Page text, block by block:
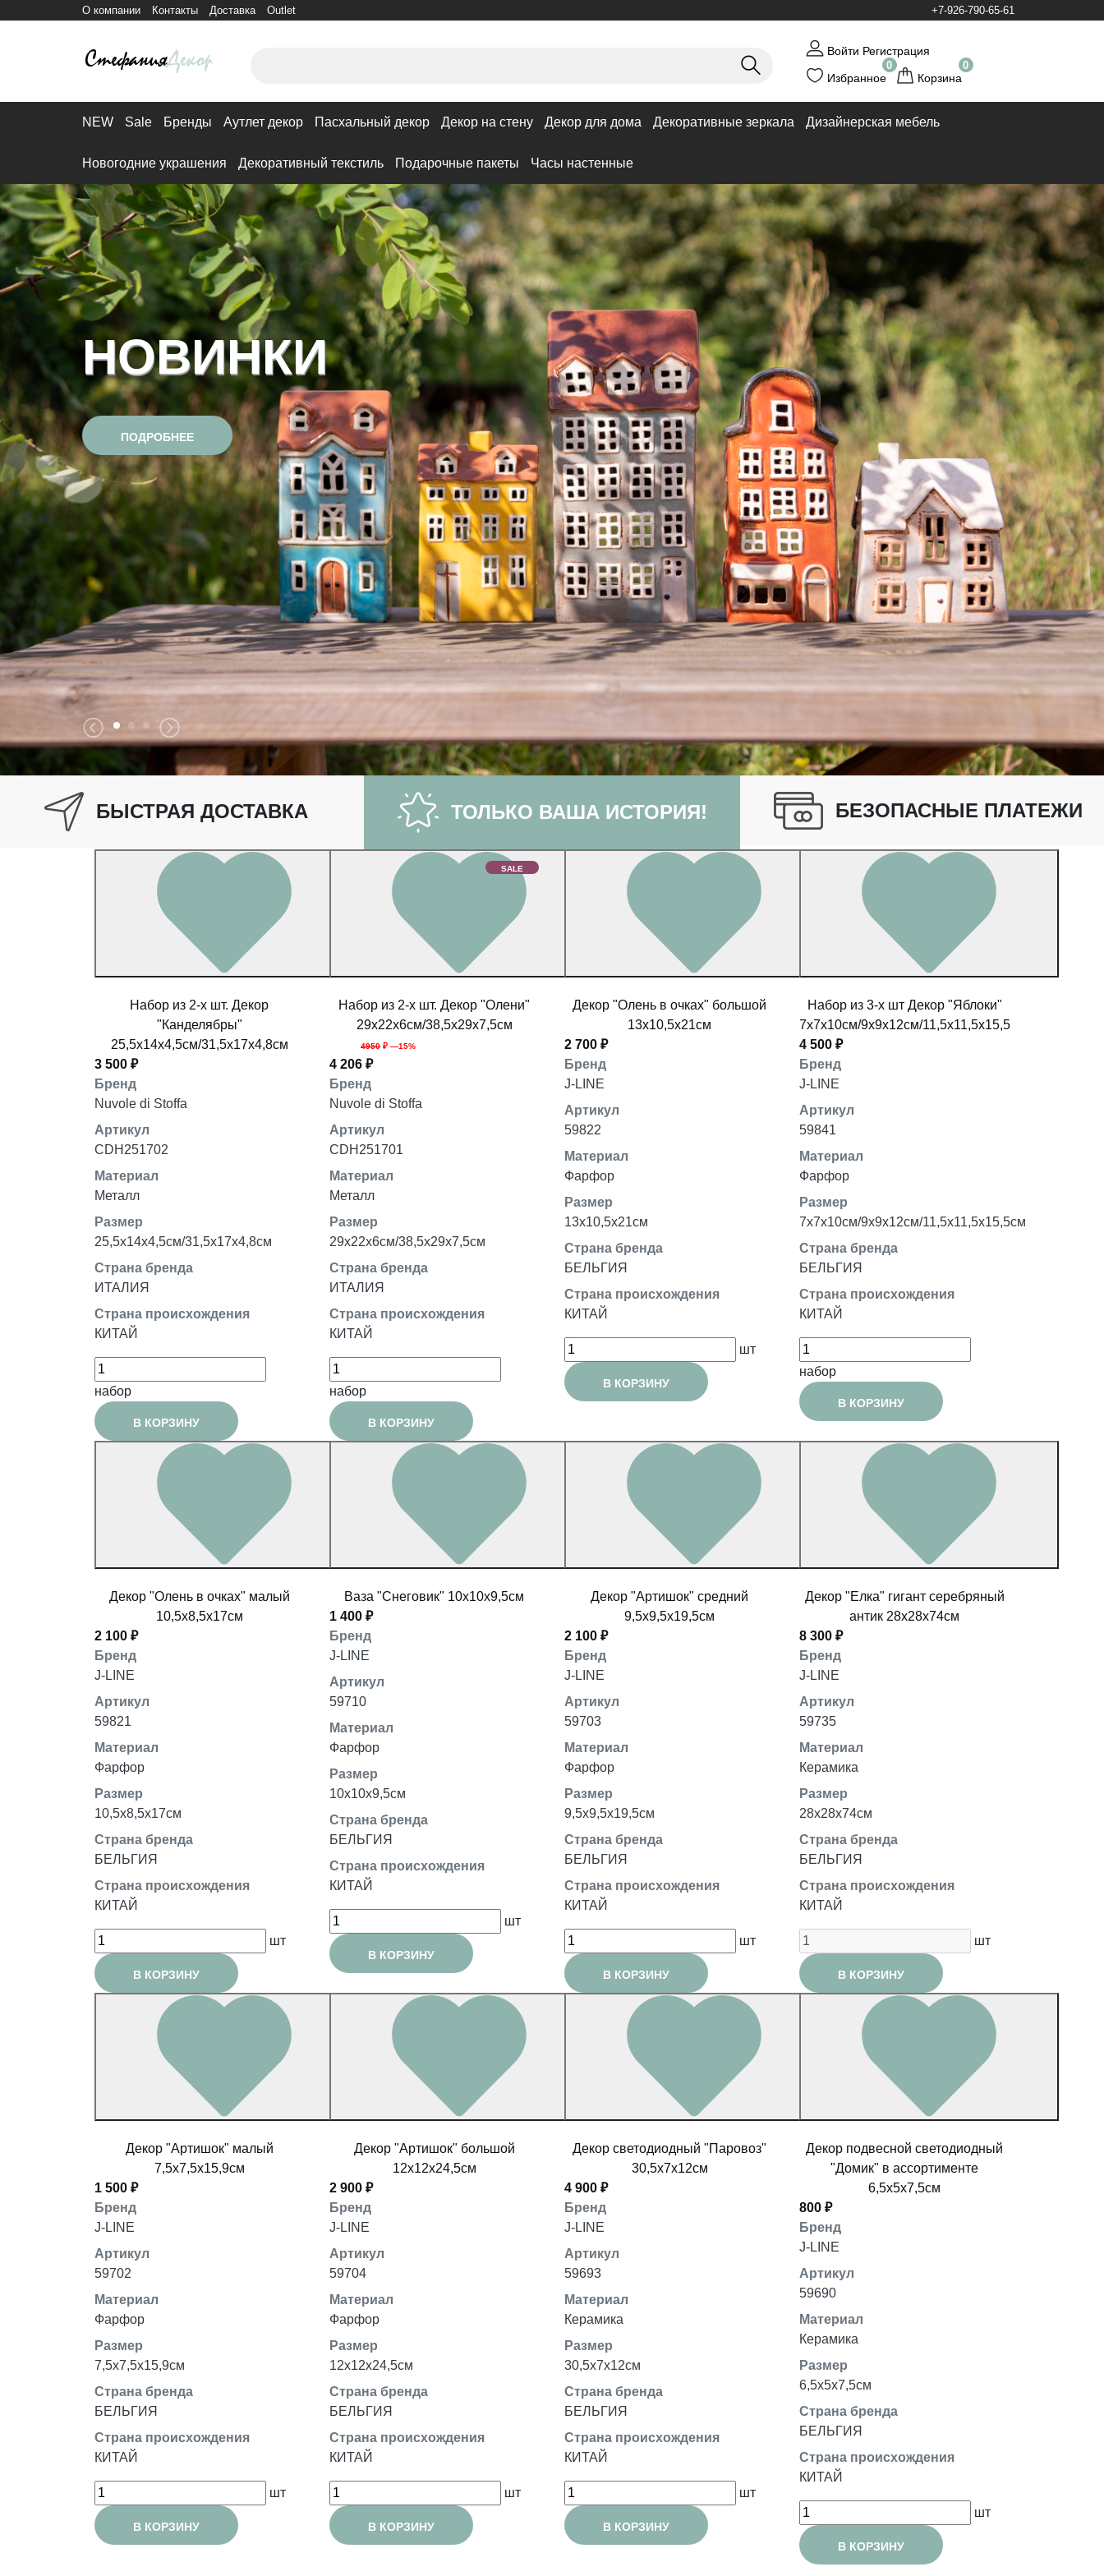
О компании Контакты Доставка +7-926-790-65-61
Outlet
Войти Регистрация
Избранное
0
Корзина
0
NEW Sale Бренды Аутлет декор Пасхальный декор Декор на стену Декор для дома Декоративные зеркала Дизайнерская мебель
Новогодние украшения Декоративный текстиль Подарочные пакеты Часы настенные
БЫСТРАЯ ДОСТАВКА ТОЛЬКО ВАША ИСТОРИЯ! БЕЗОПАСНЫЕ ПЛАТЕЖИ
Набор из 2-х шт. Декор
"Канделябры"
25,5x14x4,5см/31,5x17x4,8см
3 500 ₽
Бренд
Nuvole di Stoffa
Артикул
CDH251702
Материал
Металл
Размер
25,5x14x4,5см/31,5x17x4,8см
Страна бренда
ИТАЛИЯ
Страна происхождения
КИТАЙ
набор
В КОРЗИНУ
Набор из 2-х шт. Декор "Олени"
29x22x6см/38,5x29x7,5см
4950₽ —15%
4 206 ₽
Бренд
Nuvole di Stoffa
Артикул
CDH251701
Материал
Металл
Размер
29x22x6см/38,5x29x7,5см
Страна бренда
ИТАЛИЯ
Страна происхождения
КИТАЙ
набор
В КОРЗИНУ
SALE
Декор "Олень в очках" большой
13x10,5x21см
2 700 ₽
Бренд
J-LINE
Артикул
59822
Материал
Фарфор
Размер
13x10,5x21см
Страна бренда
БЕЛЬГИЯ
Страна происхождения
КИТАЙ
шт
В КОРЗИНУ
Набор из 3-х шт Декор "Яблоки"
7x7x10см/9х9х12см/11,5x11,5x15,5см
4 500 ₽
Бренд
J-LINE
Артикул
59841
Материал
Фарфор
Размер
7x7x10см/9х9х12см/11,5x11,5x15,5см
Страна бренда
БЕЛЬГИЯ
Страна происхождения
КИТАЙ
набор
В КОРЗИНУ
Декор "Олень в очках" малый
10,5x8,5x17см
2 100 ₽
Бренд
J-LINE
Артикул
59821
Материал
Фарфор
Размер
10,5x8,5x17см
Страна бренда
БЕЛЬГИЯ
Страна происхождения
КИТАЙ
шт
В КОРЗИНУ
Ваза "Снеговик" 10x10x9,5см
1 400 ₽
Бренд
J-LINE
Артикул
59710
Материал
Фарфор
Размер
10x10x9,5см
Страна бренда
БЕЛЬГИЯ
Страна происхождения
КИТАЙ
шт
В КОРЗИНУ
Декор "Артишок" средний
9,5x9,5x19,5см
2 100 ₽
Бренд
J-LINE
Артикул
59703
Материал
Фарфор
Размер
9,5x9,5x19,5см
Страна бренда
БЕЛЬГИЯ
Страна происхождения
КИТАЙ
шт
В КОРЗИНУ
Декор "Елка" гигант серебряный
антик 28x28x74см
8 300 ₽
Бренд
J-LINE
Артикул
59735
Материал
Керамика
Размер
28x28x74см
Страна бренда
БЕЛЬГИЯ
Страна происхождения
КИТАЙ
шт
В КОРЗИНУ
Декор "Артишок" малый
7,5x7,5x15,9см
1 500 ₽
Бренд
J-LINE
Артикул
59702
Материал
Фарфор
Размер
7,5x7,5x15,9см
Страна бренда
БЕЛЬГИЯ
Страна происхождения
КИТАЙ
шт
В КОРЗИНУ
Декор "Артишок" большой
12x12x24,5см
2 900 ₽
Бренд
J-LINE
Артикул
59704
Материал
Фарфор
Размер
12x12x24,5см
Страна бренда
БЕЛЬГИЯ
Страна происхождения
КИТАЙ
шт
В КОРЗИНУ
Декор светодиодный "Паровоз"
30,5x7x12см
4 900 ₽
Бренд
J-LINE
Артикул
59693
Материал
Керамика
Размер
30,5x7x12см
Страна бренда
БЕЛЬГИЯ
Страна происхождения
КИТАЙ
шт
В КОРЗИНУ
Декор подвесной светодиодный
"Домик" в ассортименте
6,5x5x7,5см
800 ₽
Бренд
J-LINE
Артикул
59690
Материал
Керамика
Размер
6,5x5x7,5см
Страна бренда
БЕЛЬГИЯ
Страна происхождения
КИТАЙ
шт
В КОРЗИНУ